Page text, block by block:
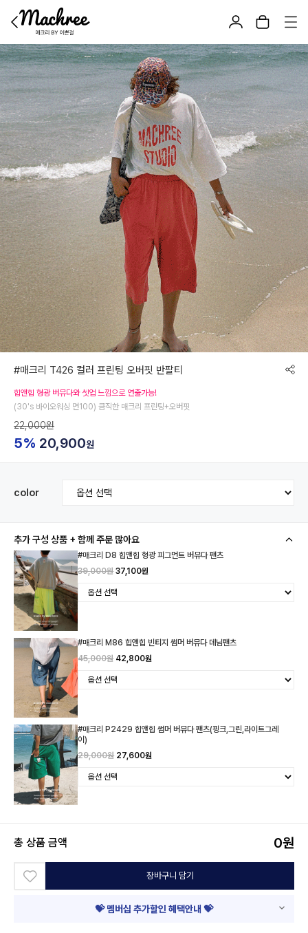
#매크리 T426 컬러 프린팅 오버핏 반팔티
힙앤힙 형광 버뮤다와 셋업 느낌으로 연출가능!
(30's 바이오워싱 면100) 큼직한 매크리 프린팅+오버핏
22,000원
5% 20,900원
color
추가 구성 상품 + 함께 주문 많아요
#매크리 D8 힙앤힙 형광 피그먼트 버뮤다 팬츠
39,000원 37,100원
#매크리 M86 힙앤힙 빈티지 썸머 버뮤다 데님팬츠
45,000원 42,800원
#매크리 P2429 힙앤힙 썸머 버뮤다 팬츠(핑크,그린,라이트그레
이)
29,000원 27,600원
총 상품 금액 0원
장바구니 담기
💝 멤버십 추가할인 혜택안내 💝